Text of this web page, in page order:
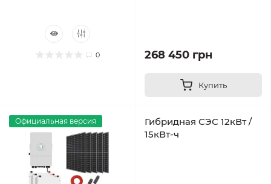
0 268 450 грн
Купить
Официальная версия
Гибридная СЭС 12кВт /
15кВт-ч